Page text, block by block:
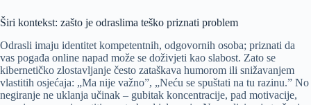
Širi kontekst: zašto je odraslima teško priznati problem
Odrasli imaju identitet kompetentnih, odgovornih osoba; priznati da
vas pogađa online napad može se doživjeti kao slabost. Zato se
kibernetičko zlostavljanje često zataškava humorom ili snižavanjem
vlastitih osjećaja: „Ma nije važno”, „Neću se spuštati na tu razinu.” No
negiranje ne uklanja učinak – gubitak koncentracije, pad motivacije,